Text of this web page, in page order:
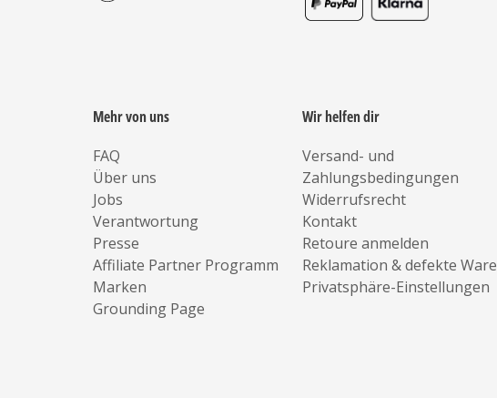
Mehr von uns
FAQ
Über uns
Jobs
Verantwortung
Presse
Affiliate Partner Programm
Marken
Grounding Page
Wir helfen dir
Versand- und
Zahlungsbedingungen
Widerrufsrecht
Kontakt
Retoure anmelden
Reklamation & defekte Ware
Privatsphäre-Einstellungen